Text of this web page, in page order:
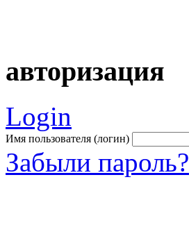
авторизация
Login
Имя пользователя (логин)
Забыли пароль?